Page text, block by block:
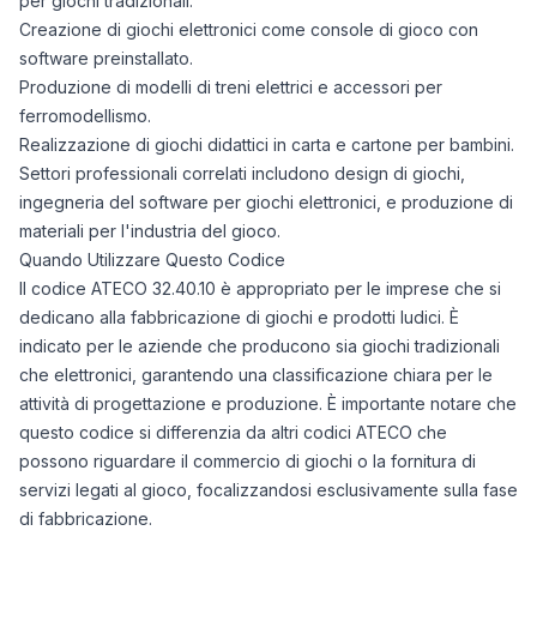
Creazione di giochi elettronici come console di gioco con
software preinstallato.
Produzione di modelli di treni elettrici e accessori per
ferromodellismo.
Realizzazione di giochi didattici in carta e cartone per bambini.
Settori professionali correlati includono design di giochi,
ingegneria del software per giochi elettronici, e produzione di
materiali per l'industria del gioco.
Quando Utilizzare Questo Codice
Il codice ATECO 32.40.10 è appropriato per le imprese che si
dedicano alla fabbricazione di giochi e prodotti ludici. È
indicato per le aziende che producono sia giochi tradizionali
che elettronici, garantendo una classificazione chiara per le
attività di progettazione e produzione. È importante notare che
questo codice si differenzia da altri codici ATECO che
possono riguardare il commercio di giochi o la fornitura di
servizi legati al gioco, focalizzandosi esclusivamente sulla fase
di fabbricazione.